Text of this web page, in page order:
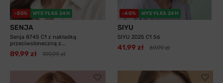
-55% WYSYŁKA 24H
SENJA
Senja 8745 C1 z nakładką
przeciwsłoneczną z...
89,99 zł 199,99 zł
-40% WYSYŁKA 24H
SIYU
SIYU 2025 C1 56
41,99 zł 69,99 zł